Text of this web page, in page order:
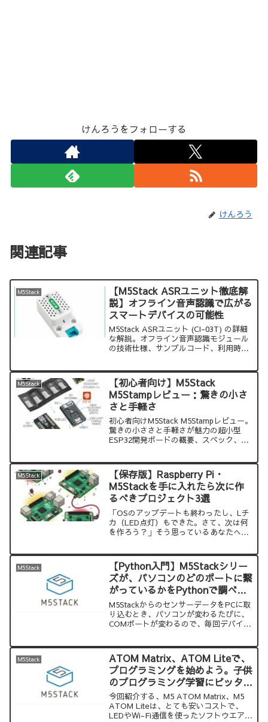
けんろうをフォローする
けんろう
関連記事
M5Stack
【M5Stack ASRユニット徹底解
説】オフライン音声認識で広がる
スマートデバイスの可能性
M5Stack ASRユニット (CI-03T) の詳細
な解説。オフライン音声認識モジュール
の技術仕様、サンプルコード、利用時の
ス、IoTデバイスなど、あなたのプロジ
ェクトに音声認識機能を簡単に追加する
方法を学びましょう。
M5Stack
【初心者向け】M5Stack
M5Stampレビュー：驚きの小さ
さと手軽さ
初心者向けM5Stack M5Stampレビュー。
驚きの小ささと手軽さが魅力の超小型
ESP32開発ボードの概要、スペック、
歩に最適！
M5Stack
【保存版】Raspberry Pi・
M5Stackを手に入れたら次に作
るべきプロジェクト3選
「OSのアップデートも終わったし、Lチ
カ（LED点灯）もできた。さて、次は何
を作ろう？」そう思っているあなたへ。
は、初心者でも挑戦しやすく、かつ毎日
使える「実用プロジェクト3選」を紹介し
ます。必要なパーツリストもまとめたの
で、ぜひチェックしてみてください！
M5Stack
【Python入門】M5Stackシリー
ズが、パソコンのどのポートに繋
がっているかをPythonで調べる
方法
M5StackからのセンサーデータをPCに取
り込むとき、パソコンが変わるたびに、
COMポートが変わるので、毎回デバイス
クティブなポートを探索する方法を紹介
します。
M5Stack
ATOM Matrix、ATOM Liteで、
プログラミングを始めよう。子供
のプログラミング学習にピッタリ
です。
今回紹介する、M5 ATOM Matrix、M5
ATOM Liteは、とても安いコストで、
LEDやWi-Fi通信を使ったソフトウエアが